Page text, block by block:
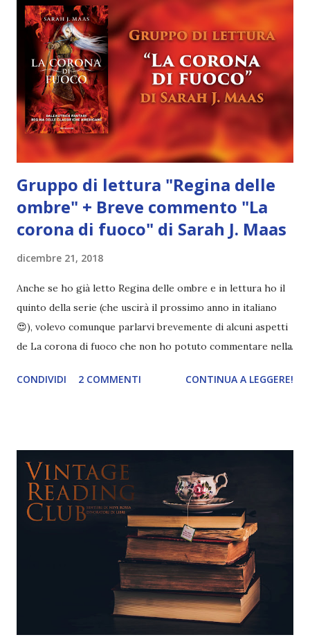
presa con sé. Si nota particolarmente quanto ci tiene
quando Anna cade dal tetto e viene portata in braccio dal
padre di Diana. Mattthew invece è più "morbido" nei
confronti della ragazza e ho apprezzato parecchio
l'episodio di Natale , quando decide di comprarle un vestito
con le maniche a sbuffo. E' stata una scena emozionante .
Inoltre Matthew inizia a capire che Avonlea non h...
Gruppo di lettura "Regina delle
ombre" + Breve commento "La
corona di fuoco" di Sarah J. Maas
dicembre 21, 2018
Anche se ho già letto Regina delle ombre e in lettura ho il
quinto della serie (che uscirà il prossimo anno in italiano
😍), volevo comunque parlarvi brevemente di alcuni aspetti
de La corona di fuoco che non ho potuto commentare nella
ovviamente NON dei volumi successivi (ho scritto il post
SPOILER ⬇️⬇️⬇️ 1. La fine dei Chaolaena Ci credete che per
anni sono rimasta bloccata a questo libro perché non
riuscivo a superare la rottura di una delle mie coppie
preferite di sempre? Finalmente dopo questa rilettura
sono riuscita a metterci una pietra sopra (più o meno
perché mi viene da piangere ogni volta che ci penso) e
comprendo meglio anche i motivi. 2. Rowan lo ricordavo
diverso La prima volta che ho letto il libro l 'ho detestato a
CONDIVIDI 2 COMMENTI CONTINUA A LEGGERE!